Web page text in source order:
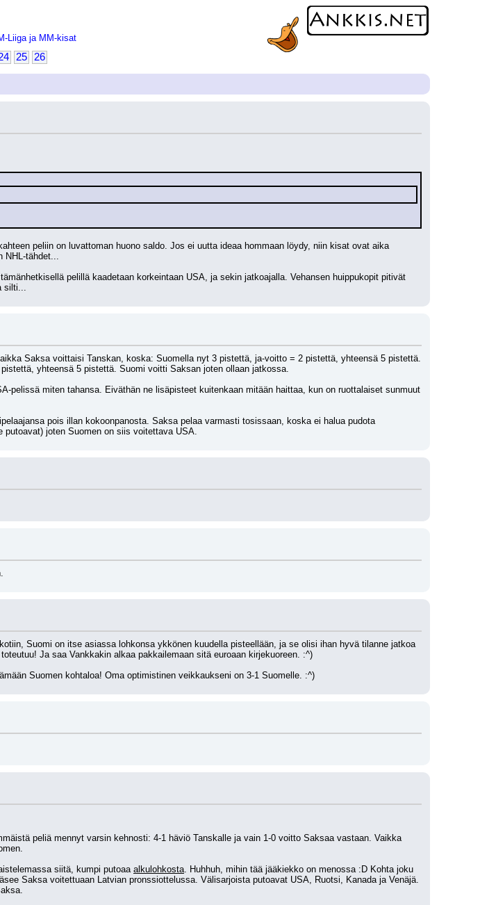
Liiga ja MM-kisat
25 26
peliin on luvattoman huono saldo. Jos ei uutta ideaa hommaan löydy, niin kisat ovat aika
NHL-tähdet...
pelillä kaadetaan korkeintaan USA, ja sekin jatkoajalla. Vehansen huippukopit pitivät
silti...
Saksa voittaisi Tanskan, koska: Suomella nyt 3 pistettä, ja-voitto = 2 pistettä, yhteensä 5 pistettä.
yhteensä 5 pistettä. Suomi voitti Saksan joten ollaan jatkossa.
pelissä miten tahansa. Eiväthän ne lisäpisteet kuitenkaan mitään haittaa, kun on ruottalaiset sunmuut
pois illan kokoonpanosta. Saksa pelaa varmasti tosissaan, koska ei halua pudota
joten Suomen on siis voitettava USA.
Suomi on itse asiassa lohkonsa ykkönen kuudella pisteellään, ja se olisi ihan hyvä tilanne jatkoa
Ja saa Vankkakin alkaa pakkailemaan sitä euroaan kirjekuoreen. :^)
Suomen kohtaloa! Oma optimistinen veikkaukseni on 3-1 Suomelle. :^)
peliä mennyt varsin kehnosti: 4-1 häviö Tanskalle ja vain 1-0 voitto Saksaa vastaan. Vaikka
siitä, kumpi putoaa alkulohkosta. Huhhuh, mihin tää jääkiekko on menossa :D Kohta joku
Saksa voitettuaan Latvian pronssiottelussa. Välisarjoista putoavat USA, Ruotsi, Kanada ja Venäjä.